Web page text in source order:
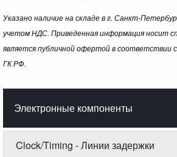
Указано наличие на складе в г. Санкт-
учетом НДС. Приведенная информация носит
является публичной офертой в соответствии
ГК РФ.
Электронные компоненты
Clock/Timing - Линии задержки